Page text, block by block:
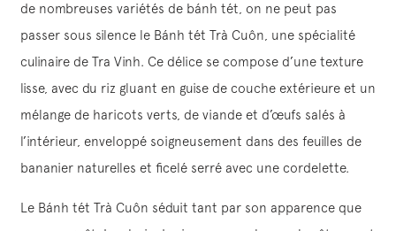
de nombreuses variétés de bánh tét, on ne peut pas
passer sous silence le Bánh tét Trà Cuôn, une spécialité
culinaire de Tra Vinh. Ce délice se compose d’une texture
lisse, avec du riz gluant en guise de couche extérieure et un
mélange de haricots verts, de viande et d’œufs salés à
l’intérieur, enveloppé soigneusement dans des feuilles de
bananier naturelles et ficelé serré avec une cordelette.
Le Bánh tét Trà Cuôn séduit tant par son apparence que